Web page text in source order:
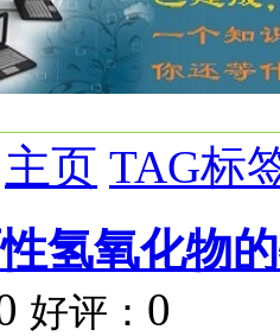
主页 TAG标
氢氧化物
好评： 0